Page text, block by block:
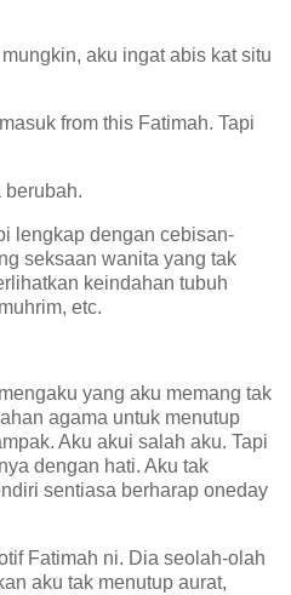
aku ingat abis kat situ
from this Fatimah. Tapi
berubah.
lengkap dengan cebisan-
seksaan wanita yang tak
keindahan tubuh
etc.
yang aku memang tak
agama untuk menutup
Aku akui salah aku. Tapi
dengan hati. Aku tak
sentiasa berharap oneday
Fatimah ni. Dia seolah-olah
aku tak menutup aurat,